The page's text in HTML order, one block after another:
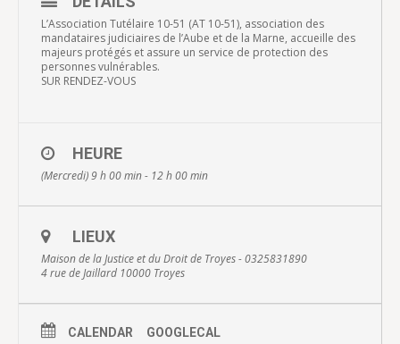
L’Association Tutélaire 10-51 (AT 10-51), association des
mandataires judiciaires de l’Aube et de la Marne, accueille des
majeurs protégés et assure un service de protection des
personnes vulnérables.
SUR RENDEZ-VOUS
HEURE
(Mercredi) 9 h 00 min - 12 h 00 min
LIEUX
Maison de la Justice et du Droit de Troyes - 0325831890
4 rue de Jaillard 10000 Troyes
CALENDAR GOOGLECAL